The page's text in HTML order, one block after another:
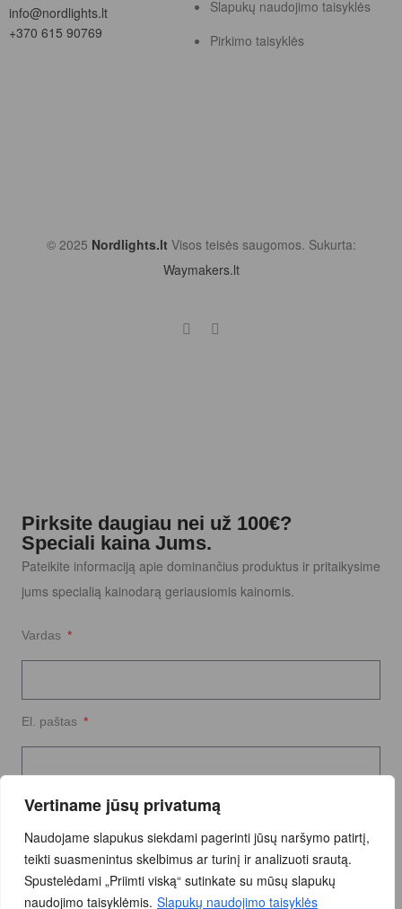
Vertiname jūsų privatumą
Naudojame slapukus siekdami pagerinti jūsų naršymo patirtį,
teikti suasmenintus skelbimus ar turinį ir analizuoti srautą.
Spustelėdami „Priimti viską“ sutinkate su mūsų slapukų
naudojimo taisyklėmis. Slapukų naudojimo taisyklės
info@nordlights.lt
+370 615 90769
Slapukų naudojimo taisyklės
Pirkimo taisyklės
© 2025 Nordlights.lt Visos teisės saugomos. Sukurta:
Waymakers.lt
Pirksite daugiau nei už 100€?
Speciali kaina Jums.
Pateikite informaciją apie dominančius produktus ir pritaikysime
jums specialią kainodarą geriausiomis kainomis.
Vardas
El. paštas
Užklausos tekstas